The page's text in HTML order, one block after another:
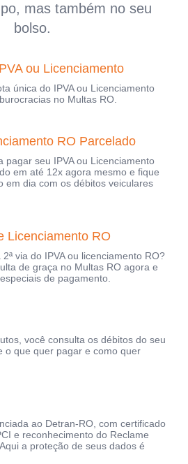
mas também no seu
bolso.
ou Licenciamento
única do IPVA ou Licenciamento
no Multas RO.
RO Parcelado
pagar seu IPVA ou Licenciamento
em até 12x agora mesmo e fique
em dia com os débitos veiculares
Licenciamento RO
via do IPVA ou licenciamento RO?
de graça no Multas RO agora e
de pagamento.
você consulta os débitos do seu
o que quer pagar e como quer
ao Detran-RO, com certificado
e reconhecimento do Reclame
a proteção de seus dados é